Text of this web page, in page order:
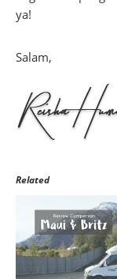
ya!
Salam,
Related